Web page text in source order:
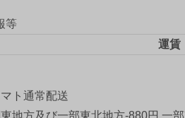
等
運賃
ト通常配送